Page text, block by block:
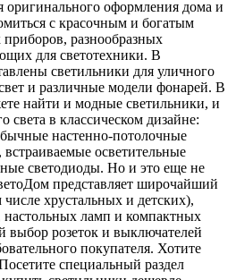
оригинального оформления дома и
с красочным и богатым
приборов, разнообразных
для светотехники. В
светильники для уличного
и различные модели фонарей. В
найти и модные светильники, и
света в классическом дизайне:
настенно-потолочные
осветительные
светодиоды. Но и это еще не
представляет широчайший
хрустальных и детских),
настольных ламп и компактных
выбор розеток и выключателей
покупателя. Хотите
специальный раздел